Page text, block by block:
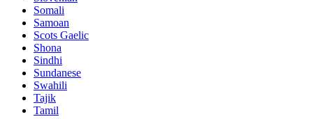
Somali
Samoan
Scots Gaelic
Shona
Sindhi
Sundanese
Swahili
Tajik
Tamil